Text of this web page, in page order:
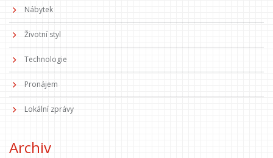
Nábytek
Životní styl
Technologie
Pronájem
Lokální zprávy
Archiv